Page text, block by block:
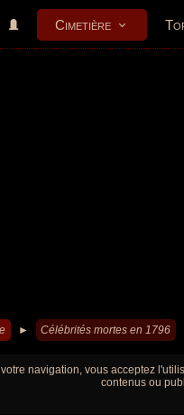
Cimetière
► Célébrités mortes en 1796
navigation, vous acceptez
contenus ou